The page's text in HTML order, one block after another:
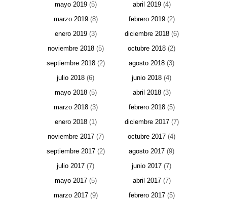
mayo 2019(5) abril 2019(4)
marzo 2019(8) febrero 2019(2)
enero 2019(3) diciembre 2018(6)
noviembre 2018(5) octubre 2018 (2)
septiembre 2018(2) agosto 2018 (3)
julio 2018 (6) junio 2018 (4)
mayo 2018(5) abril 2018(3)
marzo 2018(3) febrero 2018(5)
enero 2018(1) diciembre 2017(7)
noviembre 2017(7) octubre 2017 (4)
septiembre 2017(2) agosto 2017 (9)
julio 2017 (7) junio 2017 (7)
mayo 2017(5) abril 2017(7)
marzo 2017(9) febrero 2017(5)